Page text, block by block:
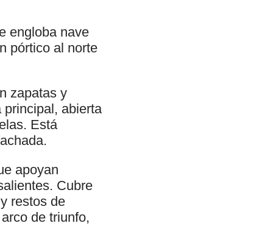
engloba nave
pórtico al norte
zapatas y
principal, abierta
Está
apoyan
Cubre
restos de
de triunfo,